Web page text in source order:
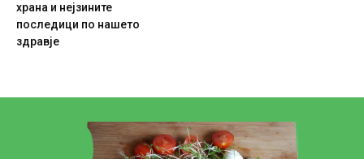
храна и нејзините
последици по нашето
здравје